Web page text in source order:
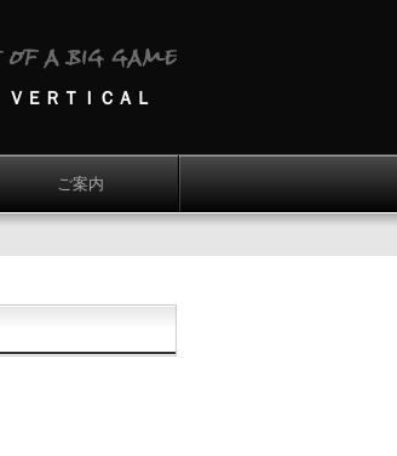
ＲＴＩＣＡＬ
ご案内